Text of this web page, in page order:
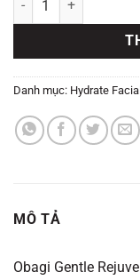
Danh mục: Hydrate
MÔ TẢ
Obagi Gentle